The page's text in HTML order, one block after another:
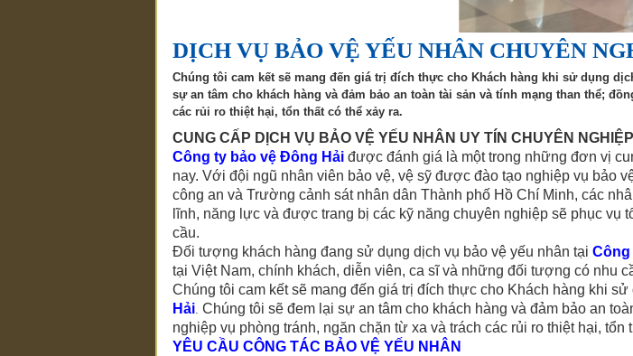
DỊCH VỤ BẢO VỆ YẾU NHÂN CHUYÊN
Chúng tôi cam kết sẽ mang đến giá trị đích thực cho Khách hàng khi sử dụng
sự an tâm cho khách hàng và đảm bảo an toàn tài sản và tính mạng than thể;
các rủi ro thiệt hại, tổn thất có thể xảy ra.
CUNG CẤP DỊCH VỤ BẢO VỆ YẾU NHÂN UY TÍN CHUYÊN NGHIỆP
Công ty bảo vệ Đông Hải được đánh giá là một trong những đơn vị
nay. Với đội ngũ nhân viên bảo vệ, vệ sỹ được đào tạo nghiệp vụ bảo
công an và Trường cảnh sát nhân dân Thành phố Hồ Chí Minh, các
lĩnh, năng lực và được trang bị các kỹ năng chuyên nghiệp sẽ phục vụ
cầu.
Đối tượng khách hàng đang sử dụng dịch vụ bảo vệ yếu nhân tại Công
tại Việt Nam, chính khách, diễn viên, ca sĩ và những đối tượng có nhu
Chúng tôi cam kết sẽ mang đến giá trị đích thực cho Khách hàng khi
Hải Chúng tôi sẽ đem lại sự an tâm cho khách hàng và đảm bảo an
nghiệp vụ phòng tránh, ngăn chặn từ xa và trách các rủi ro thiệt hại, tổn
YÊU CẦU CÔNG TÁC BẢO VỆ YẾU NHÂN